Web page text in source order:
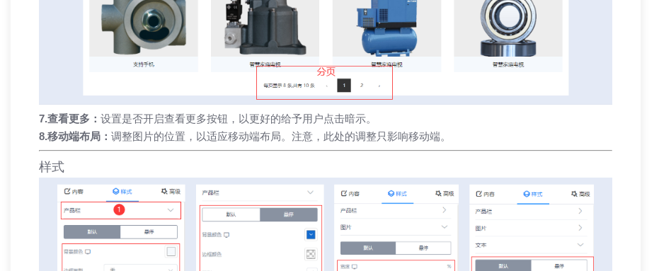
7.查看更多： 设置是否开启查看更多按钮，以更好的给予用户点击暗示。
8.移动端布局： 调整图片的位置，以适应移动端布局。注意，此处的调整只影响移动端。
样式